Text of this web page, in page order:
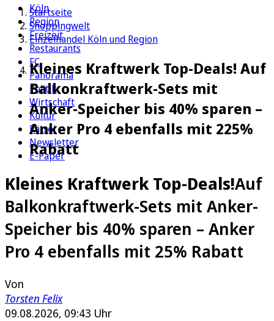
Köln
Region
Freizeit
Restaurants
FC
Panorama
Politik
Wirtschaft
Kultur
Rätsel
Newsletter
E-Paper
Startseite
Shoppingwelt
Einzelhandel Köln und Region
Kleines Kraftwerk Top-Deals! Auf
Balkonkraftwerk-Sets mit
Anker-Speicher bis 40% sparen –
Anker Pro 4 ebenfalls mit 225%
Rabatt
Kleines Kraftwerk Top-Deals!Auf
Balkonkraftwerk-Sets mit Anker-
Speicher bis 40% sparen – Anker
Pro 4 ebenfalls mit 25% Rabatt
Von
Torsten Felix
09.08.2026, 09:43 Uhr